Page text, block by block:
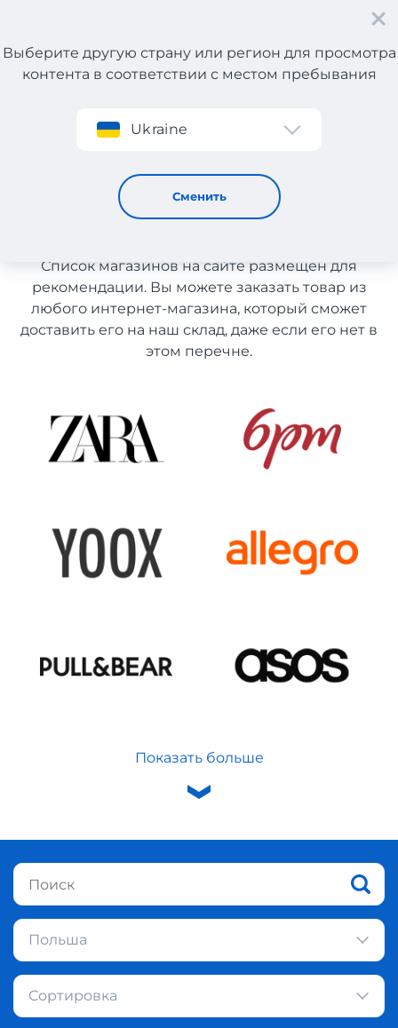
Регистрация
Выберите другую страну или регион для просмотра
контента в соответствии с местом пребывания
Ukraine
Сменить
Обувь с Польши с доставкой в Казахстан
Обувь с Польши с доставкой
в Казахстан
Список магазинов на сайте размещен для
рекомендации. Вы можете заказать товар из
любого интернет-магазина, который сможет
доставить его на наш склад, даже если его нет в
этом перечне.
Показать больше
Польша
Сортировка